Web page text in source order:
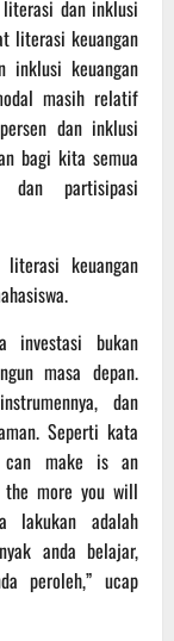
dan inklusi
literasi keuangan
inklusi keuangan
masih relatif
dan inklusi
bagi kita semua
dan partisipasi
literasi keuangan
investasi bukan
masa depan.
dan
Seperti kata
can make is an
more you will
lakukan adalah
anda belajar,
peroleh,” ucap